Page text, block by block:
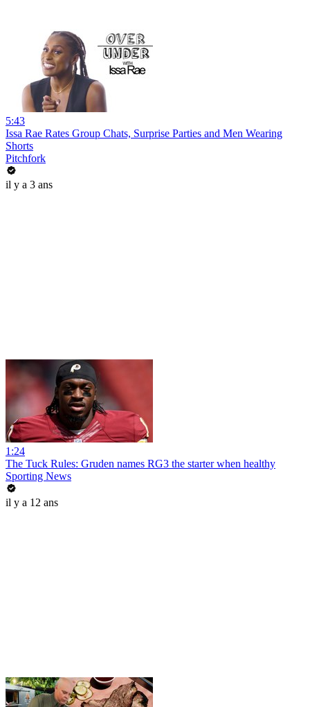
5:43
Issa Rae Rates Group Chats, Surprise Parties and Men Wearing
Shorts
Pitchfork
il y a 3 ans
1:24
The Tuck Rules: Gruden names RG3 the starter when healthy
Sporting News
il y a 12 ans